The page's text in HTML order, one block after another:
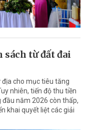
từ đất đai
cho mục tiêu tăng
nhiên, tiến độ thu tiền
năm 2026 còn thấp,
khai quyết liệt các giải